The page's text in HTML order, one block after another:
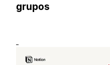
grupos